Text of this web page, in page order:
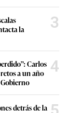
la
3
Carlos
a un año
4
detrás de la